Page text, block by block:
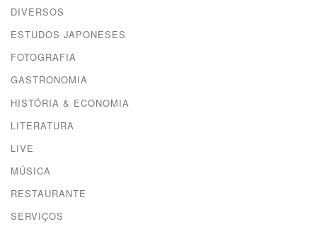
DIVERSOS
ESTUDOS JAPONESES
FOTOGRAFIA
GASTRONOMIA
HISTÓRIA & ECONOMIA
LITERATURA
LIVE
MÚSICA
RESTAURANTE
SERVIÇOS